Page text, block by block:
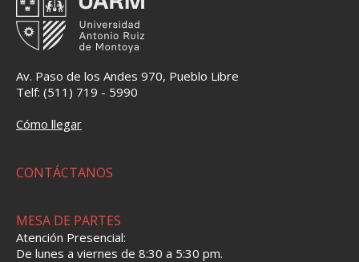
Av. Paso de los Andes 970, Pueblo Libre
Telf: (511) 719 - 5990
Cómo llegar
CONTÁCTANOS
MESA DE PARTES
Atención Presencial:
De lunes a viernes de 8:30 a 5:30 pm.